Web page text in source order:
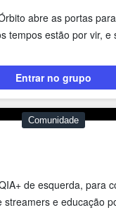
abre as portas
tempos estão por vir, e
Entrar no grupo
Comunidade
de esquerda, para
streamers e educação